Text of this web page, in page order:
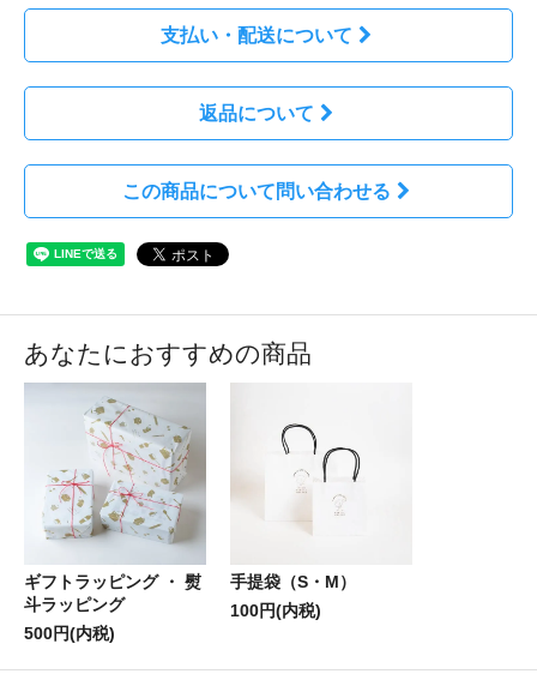
支払い・配送について
返品について
この商品について問い合わせる
あなたにおすすめの商品
ギフトラッピング ・ 熨
斗ラッピング
500円(内税)
手提袋（S・M）
100円(内税)